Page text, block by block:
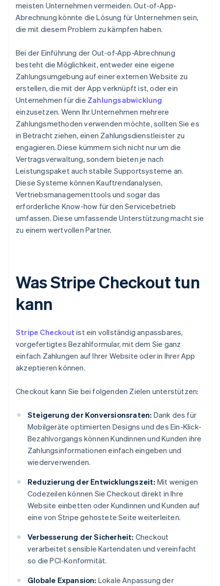
meisten Unternehmen vermeiden. Out-of-App-
Abrechnung könnte die Lösung für Unternehmen sein,
die mit diesem Problem zu kämpfen haben.
Bei der Einführung der Out-of-App-Abrechnung
besteht die Möglichkeit, entweder eine eigene
Zahlungsumgebung auf einer externen Website zu
erstellen, die mit der App verknüpft ist, oder ein
Unternehmen für die Zahlungsabwicklung
einzusetzen. Wenn Ihr Unternehmen mehrere
Zahlungsmethoden verwenden möchte, sollten Sie es
in Betracht ziehen, einen Zahlungsdienstleister zu
engagieren. Diese kümmern sich nicht nur um die
Vertragsverwaltung, sondern bieten je nach
Leistungspaket auch stabile Supportsysteme an.
Diese Systeme können Kauftrendanalysen,
Vertriebsmanagementtools und sogar das
erforderliche Know-how für den Servicebetrieb
umfassen. Diese umfassende Unterstützung macht sie
zu einem wertvollen Partner.
Was Stripe Checkout tun
kann
Stripe Checkout ist ein vollständig anpassbares,
vorgefertigtes Bezahlformular, mit dem Sie ganz
einfach Zahlungen auf Ihrer Website oder in Ihrer App
akzeptieren können.
Checkout kann Sie bei folgenden Zielen unterstützen:
Steigerung der Konversionsraten: Dank des für
Mobilgeräte optimierten Designs und des Ein-Klick-
Bezahlvorgangs können Kundinnen und Kunden ihre
Zahlungsinformationen einfach eingeben und
wiederverwenden.
Reduzierung der Entwicklungszeit: Mit wenigen
Codezeilen können Sie Checkout direkt in Ihre
Website einbetten oder Kundinnen und Kunden auf
eine von Stripe gehostete Seite weiterleiten.
Verbesserung der Sicherheit: Checkout
verarbeitet sensible Kartendaten und vereinfacht
so die PCI-Konformität.
Globale Expansion: Lokale Anpassung der